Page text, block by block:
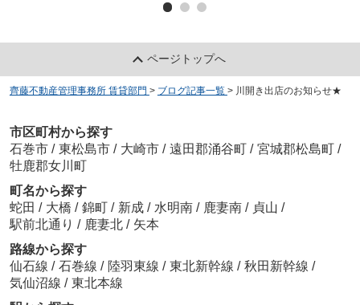
ページトップへ
齊藤不動産管理事務所 賃貸部門 > ブログ記事一覧 > 川開き出店のお知らせ★
市区町村から探す
石巻市 / 東松島市 / 大崎市 / 遠田郡涌谷町 / 宮城郡松島町 /
牡鹿郡女川町
町名から探す
蛇田 / 大橋 / 錦町 / 新成 / 水明南 / 鹿妻南 / 貞山 /
駅前北通り / 鹿妻北 / 矢本
路線から探す
仙石線 / 石巻線 / 陸羽東線 / 東北新幹線 / 秋田新幹線 /
気仙沼線 / 東北本線